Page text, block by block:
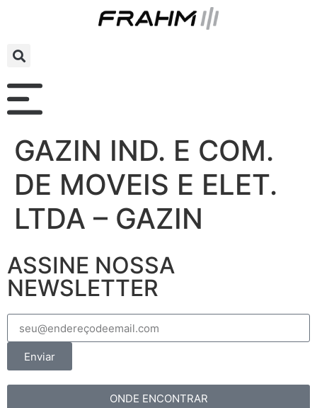
GAZIN IND. E COM.
DE MOVEIS E ELET.
LTDA – GAZIN
ASSINE NOSSA
NEWSLETTER
Enviar
ONDE ENCONTRAR